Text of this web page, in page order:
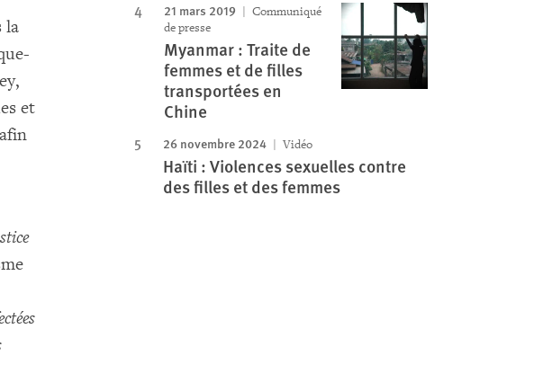
la
et
21 mars 2019
Communiqué
de presse
Myanmar : Traite de
femmes et de filles
transportées en
Chine
26 novembre 2024 Vidéo
Haïti : Violences sexuelles contre
des filles et des femmes